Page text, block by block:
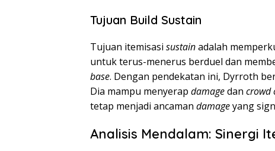
Tujuan Build Sustain
Tujuan itemisasi sustainadalah
untuk terus-menerus berduel dan
base. Dengan pendekatan ini, Dyrroth
Dia mampu menyerap damagedan crowd
tetap menjadi ancaman damageyang
Analisis Mendalam: Sinergi